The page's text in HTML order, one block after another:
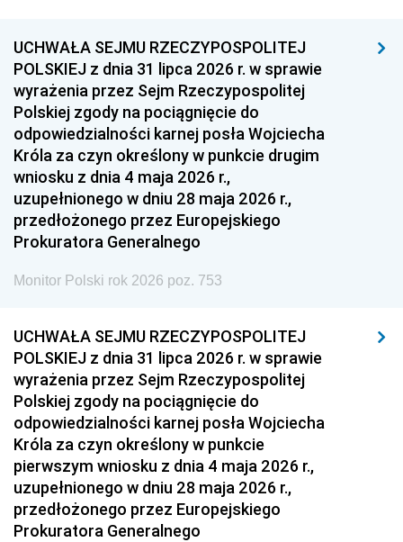
UCHWAŁA SEJMU RZECZYPOSPOLITEJ
POLSKIEJ z dnia 31 lipca 2026 r. w sprawie
wyrażenia przez Sejm Rzeczypospolitej
Polskiej zgody na pociągnięcie do
odpowiedzialności karnej posła Wojciecha
Króla za czyn określony w punkcie drugim
wniosku z dnia 4 maja 2026 r.,
uzupełnionego w dniu 28 maja 2026 r.,
przedłożonego przez Europejskiego
Prokuratora Generalnego
Monitor Polski rok 2026 poz. 753
UCHWAŁA SEJMU RZECZYPOSPOLITEJ
POLSKIEJ z dnia 31 lipca 2026 r. w sprawie
wyrażenia przez Sejm Rzeczypospolitej
Polskiej zgody na pociągnięcie do
odpowiedzialności karnej posła Wojciecha
Króla za czyn określony w punkcie
pierwszym wniosku z dnia 4 maja 2026 r.,
uzupełnionego w dniu 28 maja 2026 r.,
przedłożonego przez Europejskiego
Prokuratora Generalnego